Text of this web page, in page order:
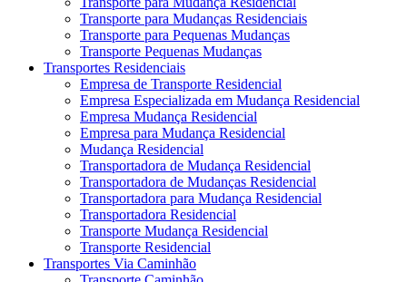
Transporte para Mudanças Residenciais
Transporte para Pequenas Mudanças
Transporte Pequenas Mudanças
Transportes Residenciais
Empresa de Transporte Residencial
Empresa Especializada em Mudança Residencial
Empresa Mudança Residencial
Empresa para Mudança Residencial
Mudança Residencial
Transportadora de Mudança Residencial
Transportadora de Mudanças Residencial
Transportadora para Mudança Residencial
Transportadora Residencial
Transporte Mudança Residencial
Transporte Residencial
Transportes Via Caminhão